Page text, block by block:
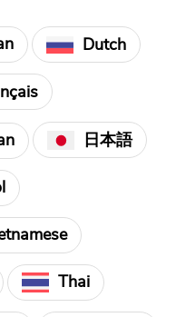
Dutch
日本語
Thai